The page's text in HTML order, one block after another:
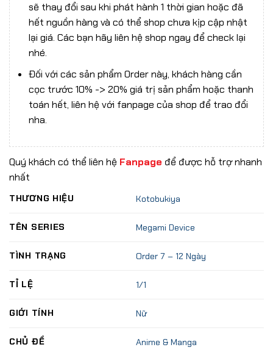
sẽ thay đổi sau khi phát hành 1 thời gian hoặc đã
hết nguồn hàng và có thể shop chưa kịp cập nhật
lại giá. Các bạn hãy liên hệ shop ngay để check lại
nhé.
Đối với các sản phẩm Order này, khách hàng cần
cọc trước 10% -> 20% giá trị sản phẩm hoặc thanh
toán hết, liên hệ với fanpage của shop để trao đổi
nha.
Quý khách có thể liên hệ Fanpage để được hỗ trợ nhanh
nhất
THƯƠNG HIỆU Kotobukiya
TÊN SERIES Megami Device
TÌNH TRẠNG Order 7 – 12 Ngày
TỈ LỆ 1/1
GIỚI TÍNH Nữ
CHỦ ĐỀ Anime & Manga